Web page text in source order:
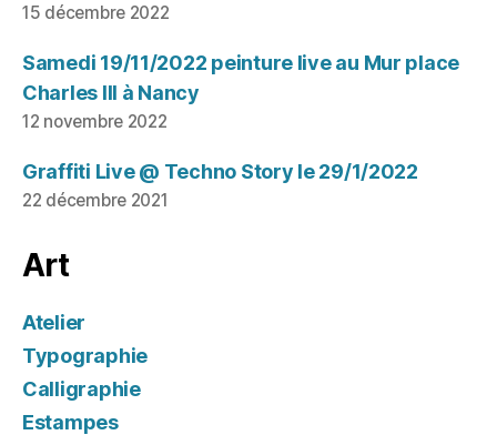
15 décembre 2022
Samedi 19/11/2022 peinture live au Mur place
Charles III à Nancy
12 novembre 2022
Graffiti Live @ Techno Story le 29/1/2022
22 décembre 2021
Art
Atelier
Typographie
Calligraphie
Estampes